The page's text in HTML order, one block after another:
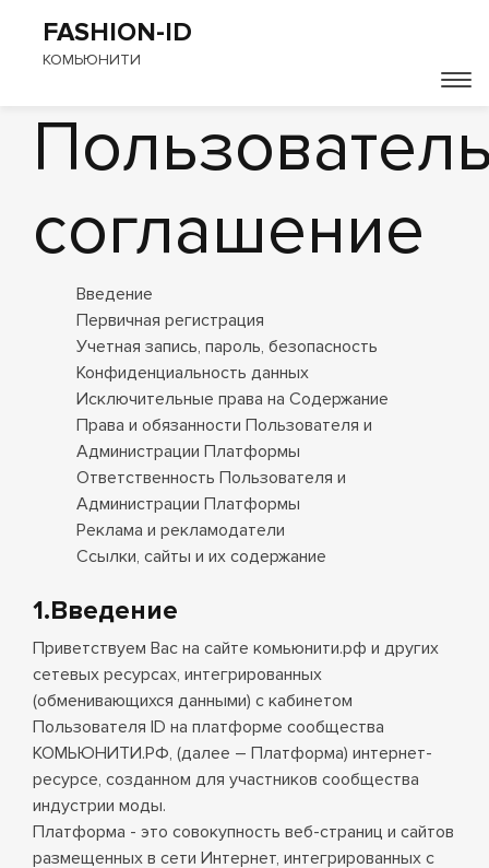
FASHION-ID
КОМЬЮНИТИ
соглашение
Введение
Первичная регистрация
Учетная запись, пароль, безопасность
Конфиденциальность данных
Исключительные права на Содержание
Права и обязанности Пользователя и
Администрации Платформы
Ответственность Пользователя и
Администрации Платформы
Реклама и рекламодатели
Ссылки, сайты и их содержание
1.Введение
Приветствуем Вас на сайте комьюнити.рф и других
сетевых ресурсах, интегрированных
(обменивающихся данными) с кабинетом
Пользователя ID на платформе сообщества
КОМЬЮНИТИ.РФ, (далее – Платформа) интернет-
ресурсе, созданном для участников сообщества
индустрии моды.
Платформа - это совокупность веб-страниц и сайтов
размещенных в сети Интернет, интегрированных с